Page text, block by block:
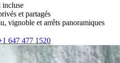
incluse
et partagés
vignoble et arrêts panoramiques
647 477 1520